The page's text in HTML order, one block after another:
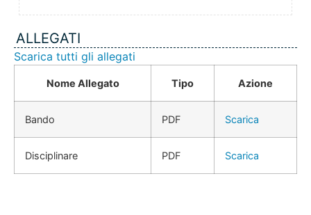
ALLEGATI
Scarica tutti gli allegati
Nome Allegato Tipo Azione
Bando PDF Scarica
Disciplinare PDF Scarica